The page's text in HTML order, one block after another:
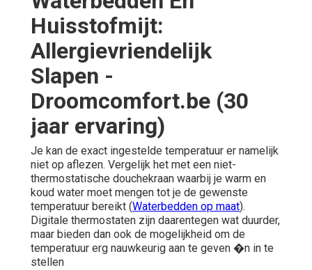
Huisstofmijt:
Allergievriendelijk
Slapen -
Droomcomfort.be (30
jaar ervaring)
Je kan de exact ingestelde temperatuur er namelijk
niet op aflezen. Vergelijk het met een niet-
thermostatische douchekraan waarbij je warm en
koud water moet mengen tot je de gewenste
temperatuur bereikt (Waterbedden op maat).
Digitale thermostaten zijn daarentegen wat duurder,
maar bieden dan ook de mogelijkheid om de
temperatuur erg nauwkeurig aan te geven �n in te
stellen